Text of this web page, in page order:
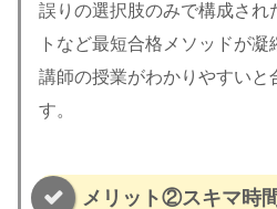
誤りの選択肢のみで構成され
トなど最短合格メソッドが
講師の授業がわかりやすいと
す。
メリット②スキマ時